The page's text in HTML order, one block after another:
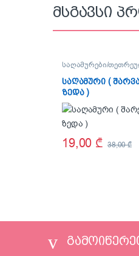
მსგავსი
საღამურები/
ფასდაკლებები
საღამური (
ზედა )
19,00 ₾ 38,00₾